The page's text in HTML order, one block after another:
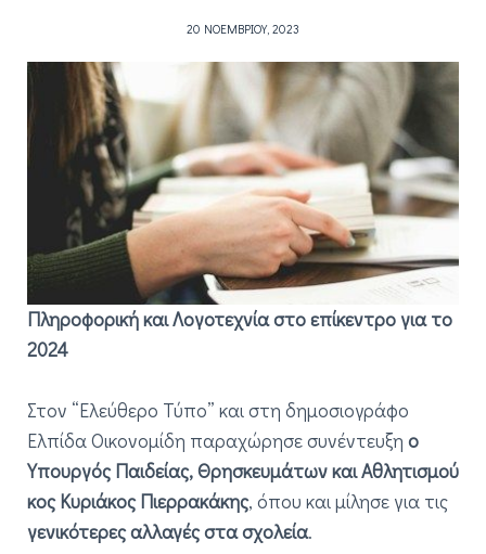
20 ΝΟΕΜΒΡΊΟΥ, 2023
Πληροφορική και Λογοτεχνία στο επίκεντρο για το
2024
Στον “Ελεύθερο Τύπο” και στη δημοσιογράφο
Ελπίδα Οικονομίδη παραχώρησε συνέντευξη ο
Υπουργός Παιδείας, Θρησκευμάτων και Αθλητισμού
κος Κυριάκος Πιερρακάκης, όπου και μίλησε για τις
γενικότερες αλλαγές στα σχολεία.